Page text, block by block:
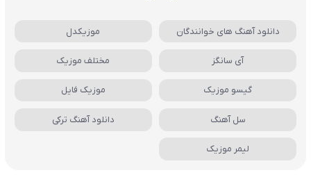
دانلود آهنگ های خوانندگان موزیکدل
آی سانگز مختلف موزیک
گیسو موزیک موزیک فایل
سل آهنگ دانلود آهنگ ترکی
لیمر موزیک